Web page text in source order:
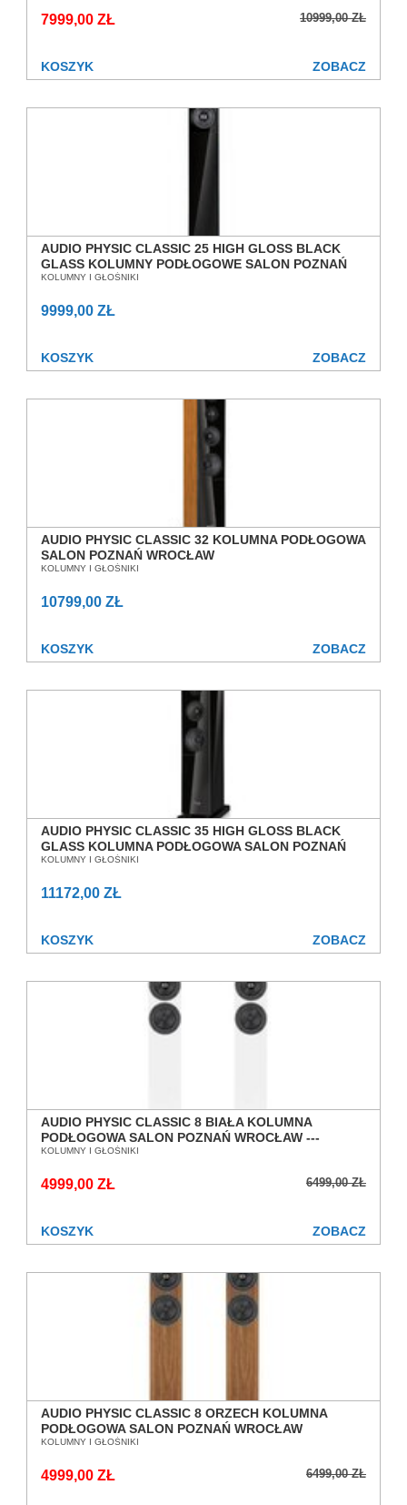
10999,00 ZŁ
7999,00 ZŁ
KOSZYK ZOBACZ
AUDIO PHYSIC CLASSIC 25 HIGH GLOSS BLACK
GLASS KOLUMNY PODŁOGOWE SALON POZNAŃ
WROCŁAW
KOLUMNY I GŁOŚNIKI
9999,00 ZŁ
KOSZYK ZOBACZ
AUDIO PHYSIC CLASSIC 32 KOLUMNA PODŁOGOWA
SALON POZNAŃ WROCŁAW
KOLUMNY I GŁOŚNIKI
10799,00 ZŁ
KOSZYK ZOBACZ
AUDIO PHYSIC CLASSIC 35 HIGH GLOSS BLACK
GLASS KOLUMNA PODŁOGOWA SALON POZNAŃ
WROCŁAW
KOLUMNY I GŁOŚNIKI
11172,00 ZŁ
KOSZYK ZOBACZ
AUDIO PHYSIC CLASSIC 8 BIAŁA KOLUMNA
PODŁOGOWA SALON POZNAŃ WROCŁAW ---
DOSTĘPNE OD RĘKI! ---
KOLUMNY I GŁOŚNIKI
6499,00 ZŁ
4999,00 ZŁ
KOSZYK ZOBACZ
AUDIO PHYSIC CLASSIC 8 ORZECH KOLUMNA
PODŁOGOWA SALON POZNAŃ WROCŁAW
KOLUMNY I GŁOŚNIKI
6499,00 ZŁ
4999,00 ZŁ